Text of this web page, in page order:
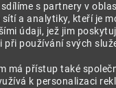
s partnery v
a analytiky, kteří je
údaji, jež jim
při používání svých
má přístup také
k personalizaci
moduly Kovový